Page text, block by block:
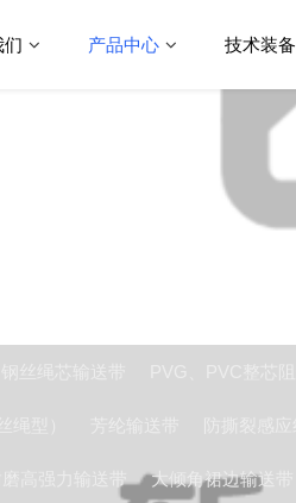
们 产品中心 技术装备
磨高强力输送带 大倾角裙边输送带